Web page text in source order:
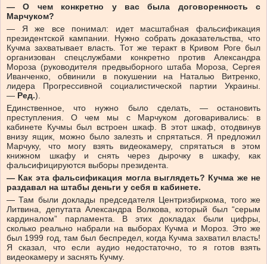
— О чем конкретно у вас была договоренность с
Марчуком?
— Я же все понимал: идет масштабная фальсификация
президентской кампании. Нужно собрать доказательства, что
Кучма захватывает власть. Тот же теракт в Кривом Роге был
организован спецслужбами конкретно против Александра
Мороза (руководителя предвыборного штаба Мороза, Сергея
Иванченко, обвинили в покушении на Наталью Витренко,
лидера Прогрессивной социалистической партии Украины.
— Ред.).
Единственное, что нужно было сделать, — остановить
преступления. О чем мы с Марчуком договаривались: в
кабинете Кучмы был встроен шкаф. В этот шкаф, отодвинув
внизу ящик, можно было залезть и спрятаться. Я предложил
Марчуку, что могу взять видеокамеру, спрятаться в этом
книжном шкафу и снять через дырочку в шкафу, как
фальсифицируются выборы президента.
— Как эта фальсификация могла выглядеть? Кучма же не
раздавал на штабы деньги у себя в кабинете.
— Там были доклады председателя Центризбиркома, того же
Литвина, депутата Александра Волкова, который был “серым
кардиналом” парламента. В этих докладах были цифры,
сколько реально набрали на выборах Кучма и Мороз. Это же
был 1999 год, там был беспредел, когда Кучма захватил власть!
Я сказал, что если аудио недостаточно, то я готов взять
видеокамеру и заснять Кучму.